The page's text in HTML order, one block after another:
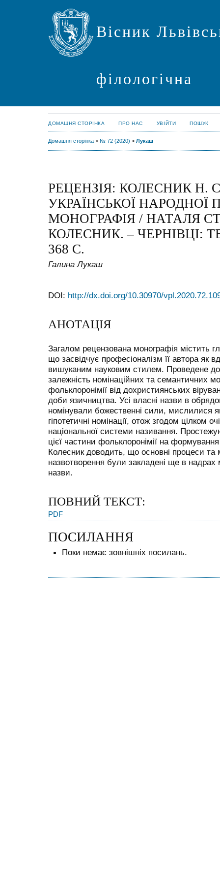
Вісник
філологічна
ДОМАШНЯ СТОРІНКА ПРО НАС УВІЙТИ ПОШУК
Домашня сторінка > № 72 (2020) > Лукаш
РЕЦЕНЗІЯ: КОЛЕСНИК Н.
УКРАЇНСЬКОЇ НАРОДНОЇ
МОНОГРАФІЯ / НАТАЛЯ
КОЛЕСНИК. – ЧЕРНІВЦІ:
368 С.
Галина Лукаш
DOI: http://dx.doi.org/10.30970/
АНОТАЦІЯ
Загалом рецензована монографія містить
що засвідчує професіоналізм її автора як
вишуканим науковим стилем. Проведене
залежність номінаційних та семантичних
фольклоронімії від дохристиянських
доби язичництва. Усі власні назви в
номінували божественні сили, мислилися
гіпотетичні номінації, отож згодом цілком
національної системи називання.
цієї частини фольклоронімії на
Колесник доводить, що основні процеси та
назвотворення були закладені ще в надрах
назви.
ПОВНИЙ ТЕКСТ:
PDF
ПОСИЛАННЯ
Поки немає зовнішніх посилань.